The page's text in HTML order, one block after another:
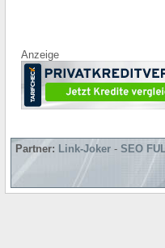
Anzeige
Partner: Link-Joker - SEO